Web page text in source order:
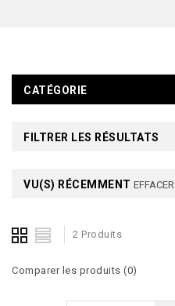
CATÉGORIE
FILTRER LES RÉSULTATS
VU(S) RÉCEMMENT EFFACER
2 Produits
Comparer les produits (0)